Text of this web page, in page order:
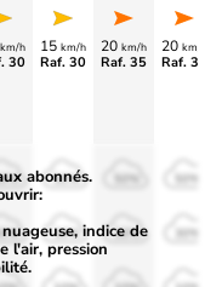
km/h
30
15 km/h
Raf. 30
20 km/h
Raf. 35
20 km/
Raf.
50%
30% 30% 30%
abonnés.
indice de
l'air, pression